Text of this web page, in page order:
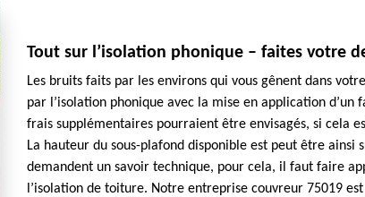
Tout sur l’isolation phonique – faites votre
Les bruits faits par les environs qui vous gênent dans
par l’isolation phonique avec la mise en application d’un
frais supplémentaires pourraient être envisagés, si cela
La hauteur du sous-plafond disponible est peut être ainsi
demandent un savoir technique, pour cela, il faut faire
l’isolation de toiture. Notre entreprise couvreur 75019